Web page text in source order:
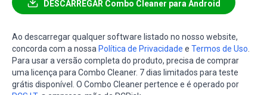
DESCARREGAR Combo Cleaner para Android
Ao descarregar qualquer software listado no nosso website,
concorda com a nossa Política de Privacidade e Termos de Uso
Para usar a versão completa do produto, precisa de comprar
uma licença para Combo Cleaner. 7 dias limitados para teste
grátis disponível. O Combo Cleaner pertence e é operado por